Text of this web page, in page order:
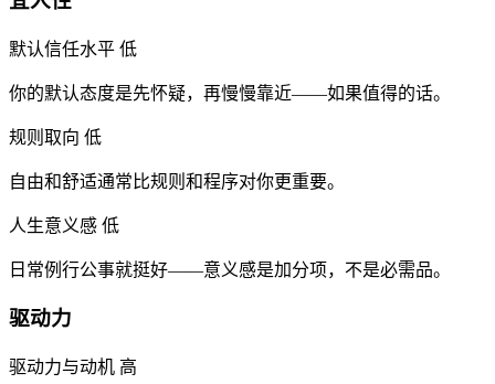
默认信任水平 低
你的默认态度是先怀疑，再慢慢靠近——如果值得的话。
规则取向 低
自由和舒适通常比规则和程序对你更重要。
人生意义感 低
日常例行公事就挺好——意义感是加分项，不是必需品。
驱动力
驱动力与动机 高